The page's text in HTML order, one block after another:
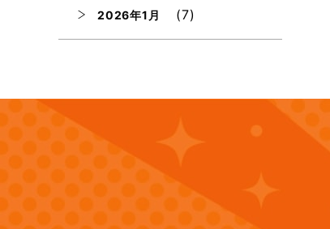
2026年1月 (7)
2025年10月 (12)